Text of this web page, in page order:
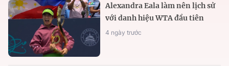
Alexandra Eala làm nên lịch sử
với danh hiệu WTA đầu tiên
4 ngày trước